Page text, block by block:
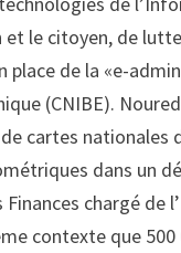
le citoyen, de
place de la «e-
(CNIBE).
cartes
dans un
chargé
contexte que